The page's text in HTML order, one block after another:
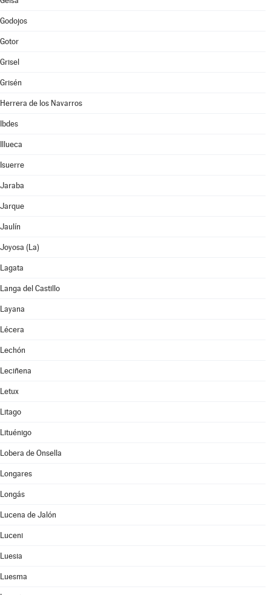
Godojos
Gotor
Grisel
Grisén
Herrera de los Navarros
Ibdes
Illueca
Isuerre
Jaraba
Jarque
Jaulín
Joyosa (La)
Lagata
Langa del Castillo
Layana
Lécera
Lechón
Leciñena
Letux
Litago
Lituénigo
Lobera de Onsella
Longares
Longás
Lucena de Jalón
Luceni
Luesia
Luesma